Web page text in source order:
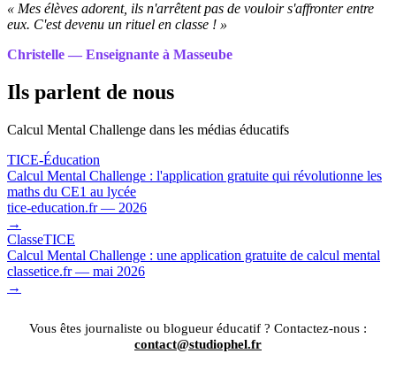
« Mes élèves adorent, ils n'arrêtent pas de vouloir s'affronter entre
eux. C'est devenu un rituel en classe ! »
Christelle — Enseignante à Masseube
Ils parlent de nous
Calcul Mental Challenge dans les médias éducatifs
TICE-Éducation
Calcul Mental Challenge : l'application gratuite qui révolutionne les
maths du CE1 au lycée
tice-education.fr — 2026
→
ClasseTICE
Calcul Mental Challenge : une application gratuite de calcul mental
classetice.fr — mai 2026
→
Vous êtes journaliste ou blogueur éducatif ? Contactez-nous :
contact@studiophel.fr